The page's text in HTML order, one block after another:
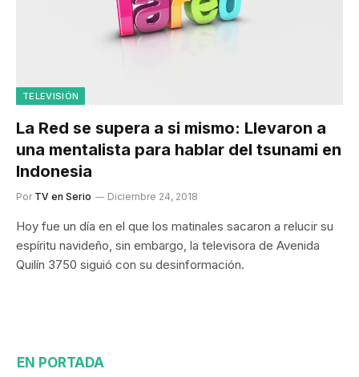
TELEVISIÓN
La Red se supera a si mismo: Llevaron a
una mentalista para hablar del tsunami en
Indonesia
Por TV en Serio Diciembre 24, 2018
Hoy fue un día en el que los matinales sacaron a relucir su
espíritu navideño, sin embargo, la televisora de Avenida
Quilín 3750 siguió con su desinformación.
EN PORTADA